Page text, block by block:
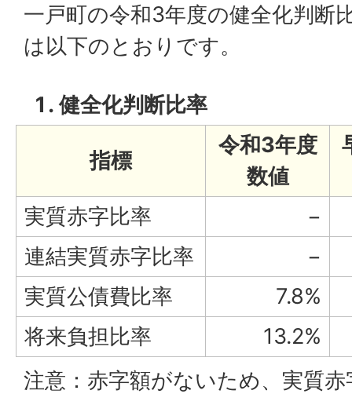
一戸町の令和3年度の健全化判断
は以下のとおりです。
健全化判断比率
指標
令和3年度
数値
実質赤字比率
−
連結実質赤字比率
−
実質公債費比率
7.8%
将来負担比率
13.2%
注意：赤字額がないため、実質